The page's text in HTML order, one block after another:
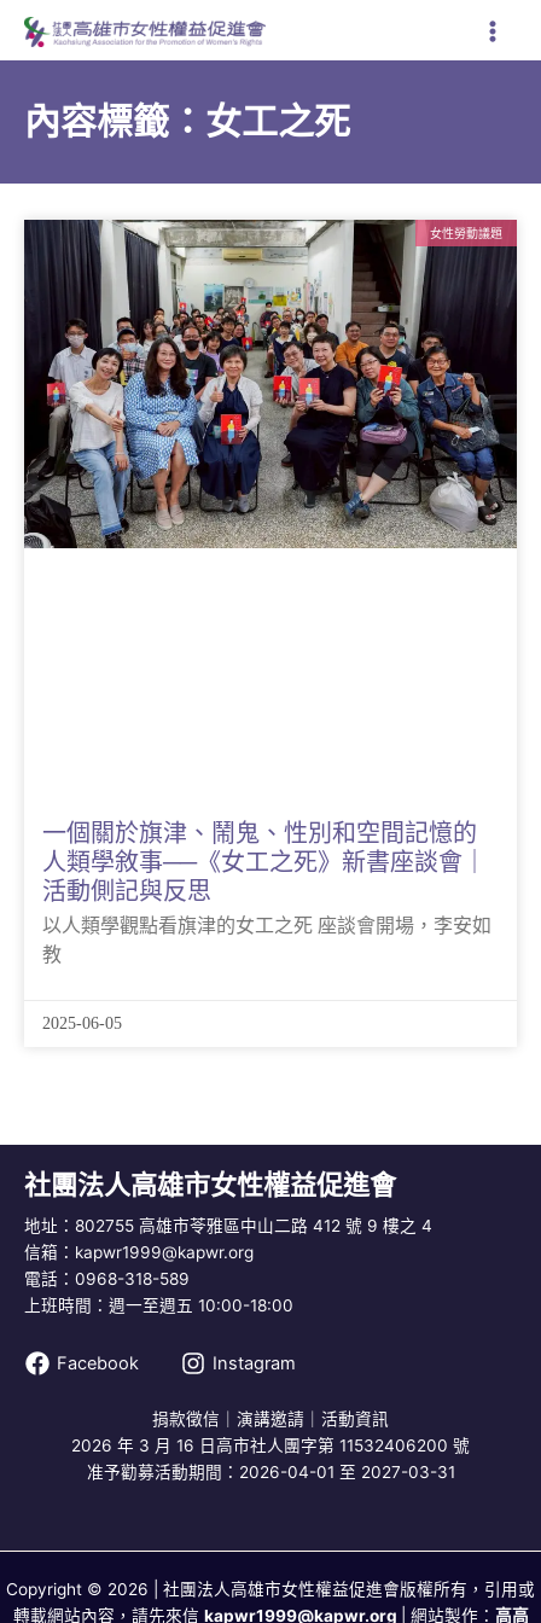
主
內容標籤：女工之死
女性勞動議題
一個關於旗津、鬧鬼、性別和空間記憶的
人類學敘事──《女工之死》新書座談會｜
活動側記與反思
以人類學觀點看旗津的女工之死 座談會開場，李安如
教
2025-06-05
社團法人高雄市女性權益促進會
地址：802755 高雄市苓雅區中山二路 412 號 9 樓之 4
信箱： kapwr1999@kapwr.org
電話：0968-318-589
上班時間：週一至週五 10:00-18:00
Facebook Instagram
捐款徵信 演講邀請
活動資訊
2026 年 3 月 16 日高市社人團字第 11532406200 號
准予勸募活動期間：2026-04-01 至 2027-03-31
Copyright © 2026 | 社團法人高雄市女性權益促進會版權所有，引用或
轉載網站內容，請先來信 kapwr1999@kapwr.org | 網站製作： 高高